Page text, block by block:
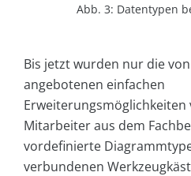
Abb. 3: Datentypen
Bis jetzt wurden nur die
angebotenen einfachen
Erweiterungsmöglichkeiten
Mitarbeiter aus dem
vordefinierte
verbundenen